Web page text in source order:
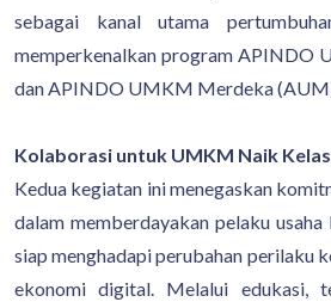
sebagai kanal utama
memperkenalkan program APINDO
dan APINDO UMKM Merdeka
Kolaborasi untuk UMKM Naik Kelas
Kedua kegiatan ini menegaskan
dalam memberdayakan pelaku
siap menghadapi perubahan perilaku
ekonomi digital. Melalui edukasi,